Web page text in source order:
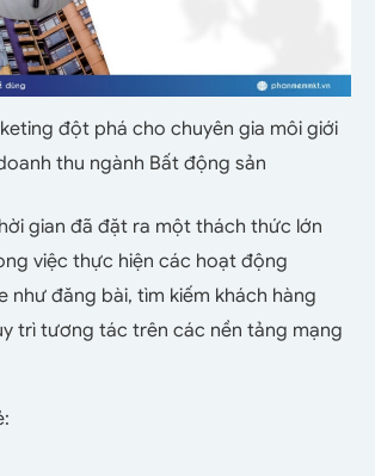
đột phá cho chuyên gia môi giới
thu ngành Bất động sản
gian đã đặt ra một thách thức lớn
việc thực hiện các hoạt động
như đăng bài, tìm kiếm khách hàng
trì tương tác trên các nền tảng mạng